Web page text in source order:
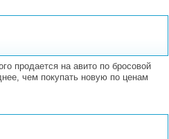
продается на авито по бросовой
чем покупать новую по ценам